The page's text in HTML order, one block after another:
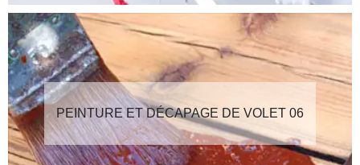
PEINTURE ET DÉCAPAGE DE VOLET 06